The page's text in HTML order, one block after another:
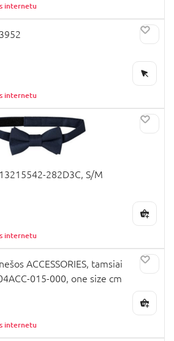
internetu
internetu
282D3C, S/M
internetu
ACCESSORIES, tamsiai
015-000, one size cm
internetu